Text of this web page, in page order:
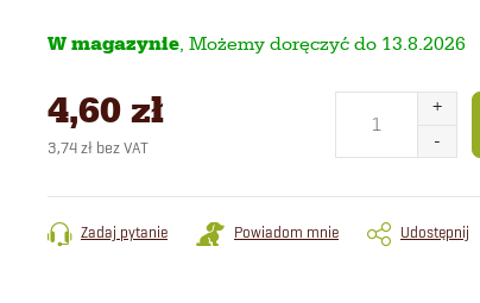
W magazynie 13.8.2026
4,60 zł
3,74 zł bez VAT
jednostkowa:
Zadaj pytanie Powiadom mnie Udostępnij